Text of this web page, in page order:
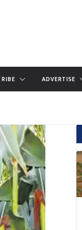
ADVERTISE